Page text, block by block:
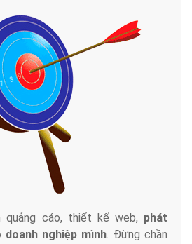
quảng cáo, thiết kế web, phát
nghiệp mình. Đừng chần